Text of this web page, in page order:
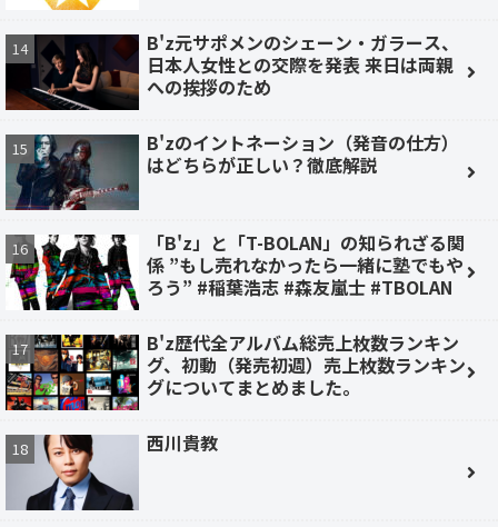
B'z元サポメンのシェーン・ガラース、
日本人女性との交際を発表 来日は両親
への挨拶のため
B'zのイントネーション（発音の仕方）
はどちらが正しい？徹底解説
「B'z」と「T-BOLAN」の知られざる関
係 ”もし売れなかったら一緒に塾でもや
ろう” #稲葉浩志 #森友嵐士 #TBOLAN
B'z歴代全アルバム総売上枚数ランキン
グ、初動（発売初週）売上枚数ランキン
グについてまとめました。
西川貴教